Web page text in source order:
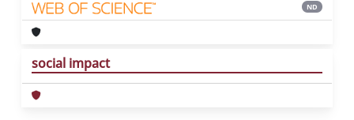
ND
social impact